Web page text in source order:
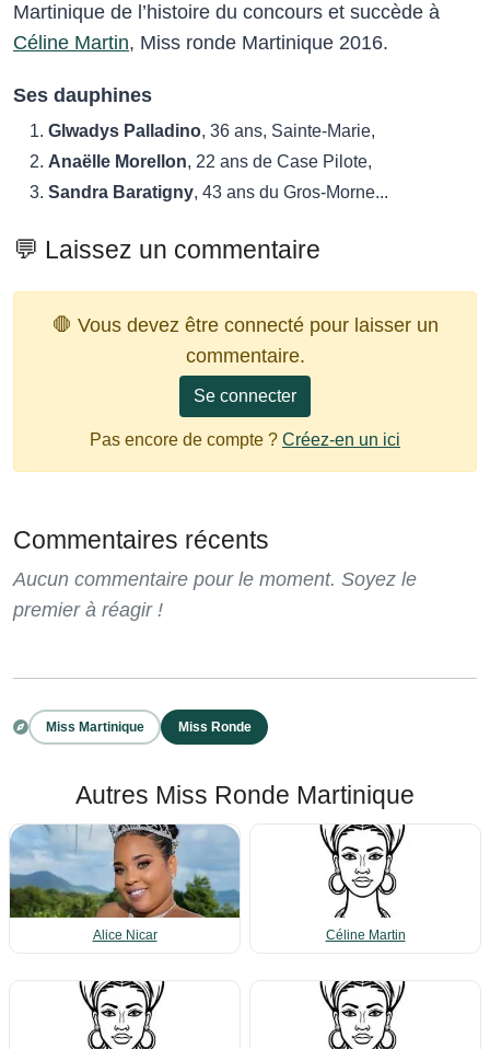
Martinique de l’histoire du concours et succède à
Céline Martin, Miss ronde Martinique 2016.
Ses dauphines
Glwadys Palladino, 36 ans, Sainte-Marie,
Anaëlle Morellon, 22 ans de Case Pilote,
Sandra Baratigny, 43 ans du Gros-Morne...
💬 Laissez un commentaire
🛑 Vous devez être connecté pour laisser un
commentaire.
Se connecter
Pas encore de compte ? Créez-en un ici
Commentaires récents
Aucun commentaire pour le moment. Soyez le
premier à réagir !
Miss Martinique Miss Ronde
Autres Miss Ronde Martinique
Alice Nicar Céline Martin